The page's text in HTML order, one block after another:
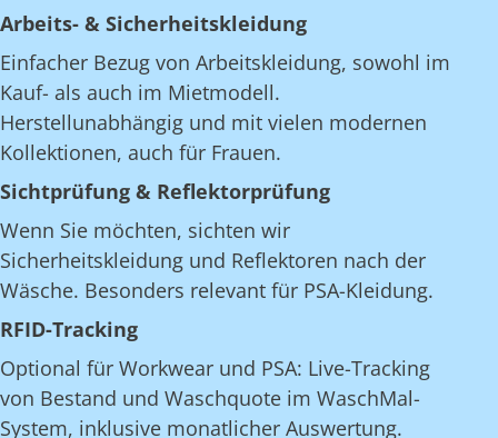
Arbeits- & Sicherheitskleidung
Einfacher Bezug von Arbeitskleidung, sowohl im
Kauf- als auch im Mietmodell.
Herstellunabhängig und mit vielen modernen
Kollektionen, auch für Frauen.
Sichtprüfung & Reflektorprüfung
Wenn Sie möchten, sichten wir
Sicherheitskleidung und Reflektoren nach der
Wäsche. Besonders relevant für PSA-Kleidung.
RFID-Tracking
Optional für Workwear und PSA: Live-Tracking
von Bestand und Waschquote im WaschMal-
System, inklusive monatlicher Auswertung.